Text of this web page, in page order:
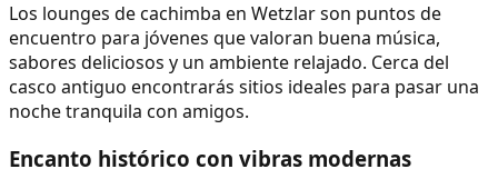
Los lounges de cachimba en Wetzlar son puntos de
encuentro para jóvenes que valoran buena música,
sabores deliciosos y un ambiente relajado. Cerca del
casco antiguo encontrarás sitios ideales para pasar una
noche tranquila con amigos.
Encanto histórico con vibras modernas